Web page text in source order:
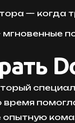
— когда
опытную